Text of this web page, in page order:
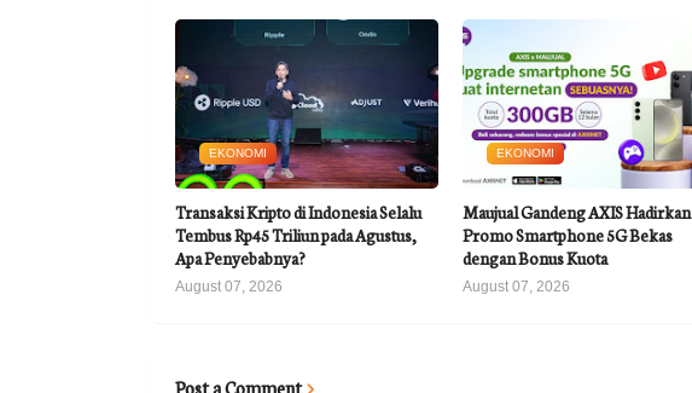
EKONOMI
Transaksi Kripto di Indonesia Selalu
Tembus Rp45 Triliun pada Agustus,
Apa Penyebabnya?
August 07, 2026
EKONOMI
Maujual Gandeng AXIS Hadirkan
Promo Smartphone 5G Bekas
dengan Bonus Kuota
August 07, 2026
Post a Comment